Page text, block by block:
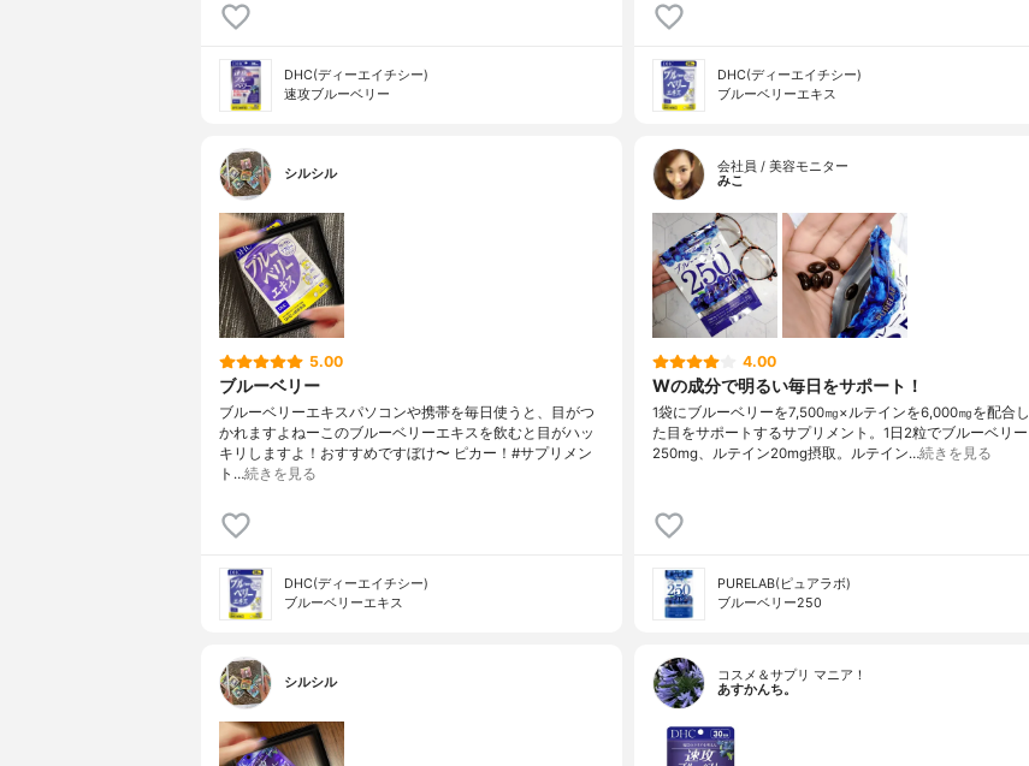
DHC(ディーエイチシー)
速攻ブルーベリー
DHC(ディーエイチシー)
ブルーベリーエキス
シルシル
5.00
ブルーベリー
ブルーベリーエキスパソコンや携帯を毎日使うと、目がつ
かれますよねーこのブルーベリーエキスを飲むと目がハッ
キリしますよ！おすすめですぼけ〜 ピカー！#サプリメン
ト…続きを見る
DHC(ディーエイチシー)
ブルーベリーエキス
会社員 / 美容モニター
みこ
4.00
Wの成分で明るい毎日をサポート！
1袋にブルーベリーを7,500㎎×ルテインを6,000㎎を配合し
た目をサポートするサプリメント。1日2粒でブルーベリー
250mg、ルテイン20mg摂取。ルテイン…続きを見る
PURELAB(ピュアラボ)
ブルーベリー250
シルシル
コスメ＆サプリ マニア！
あすかんち。